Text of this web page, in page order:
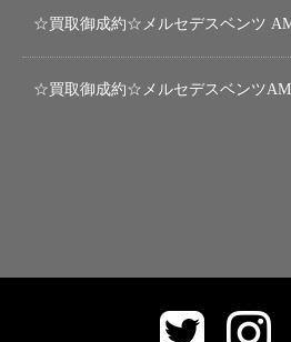
☆買取御成約☆メルセデスベンツ
☆買取御成約☆メルセデスベンツ